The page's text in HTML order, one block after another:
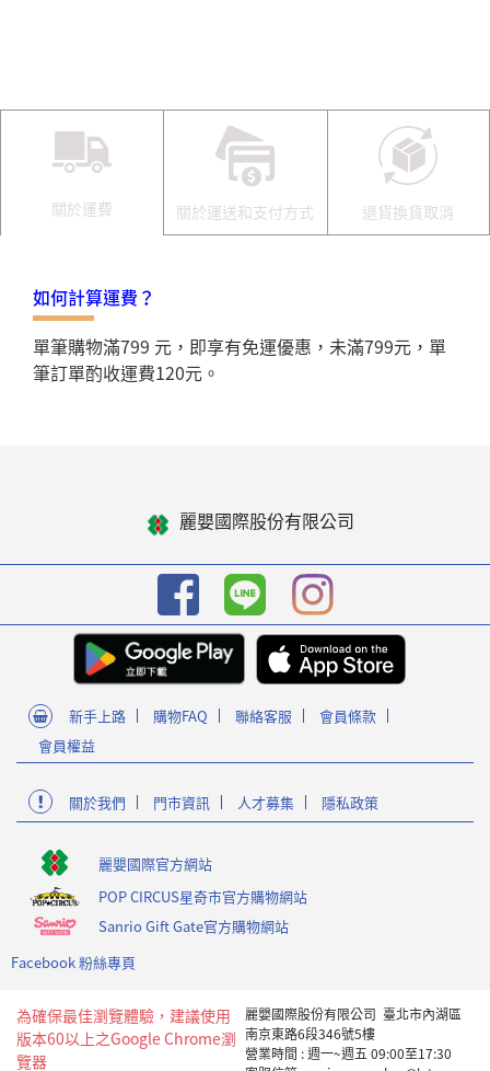
關於運費 關於運送和支付方式 退貨換貨取消
如何計算運費？
單筆購物滿799 元，即享有免運優惠，未滿799元，單
筆訂單酌收運費120元。
麗嬰國際股份有限公司
新手上路 購物FAQ 聯絡客服
會員條款
會員權益
關於我們 門市資訊 人才募集 隱私政策
麗嬰國際官方網站
POP CIRCUS星奇市官方購物網站
Sanrio Gift Gate官方購物網站
Facebook 粉絲專頁
為確保最佳瀏覽體驗，建議使用
版本60以上之Google Chrome瀏
覽器
麗嬰國際股份有限公司 臺北市內湖區
南京東路6段346號5樓
營業時間 : 週一~週五 09:00至17:30